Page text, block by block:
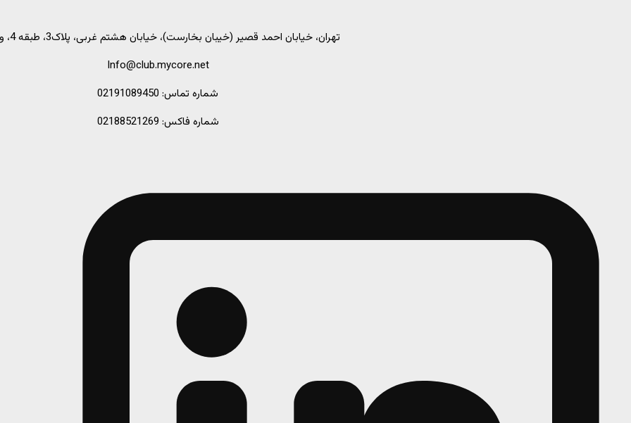
تهران، خیابان احمد قصیر (خیبان بخارست)، خیابان هشتم غربی، پلاک3، طبقه 4، واحد 7
Info@club.mycore.net
شماره تماس: 02191089450
شماره فاکس: 02188521269